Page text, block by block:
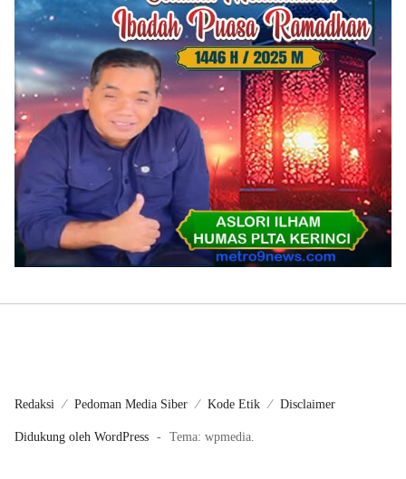
Redaksi Pedoman Media Siber Kode Etik Disclaimer
Didukung oleh WordPress - Tema: wpmedia.